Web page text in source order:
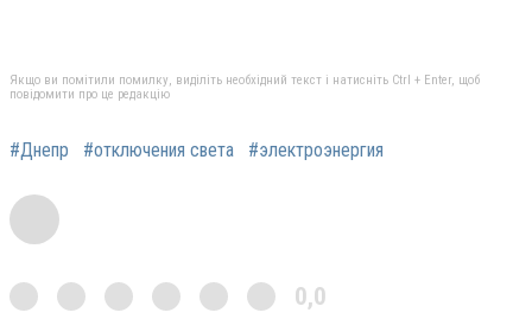
Якщо ви помітили помилку, виділіть необхідний текст і натисніть Ctrl + Enter, щоб
повідомити про це редакцію
#Днепр #отключения света #электроэнергия
0,0